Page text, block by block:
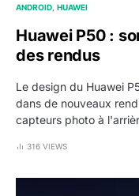
ANDROID HUAWEI
Huawei P50 :
des rendus
Le design du Huawei
dans de nouveaux
capteurs photo à
316 VIEWS